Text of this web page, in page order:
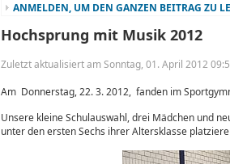
ANMELDEN, UM DEN GANZEN BEITRAG ZU
Hochsprung mit Musik 2012
Zuletzt aktualisiert am Sonntag, 01. April 2012
Am Donnerstag, 22. 3. 2012, fanden im
Unsere kleine Schulauswahl, drei Mädchen und
unter den ersten Sechs ihrer Altersklasse